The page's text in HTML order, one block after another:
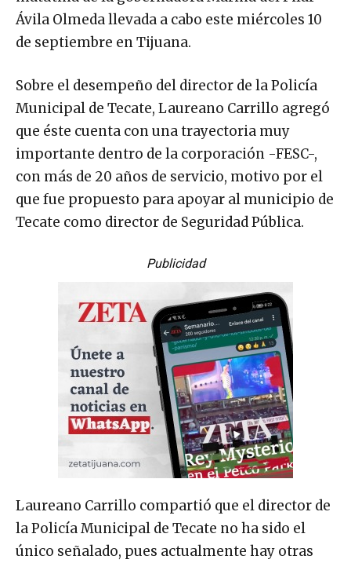
Ávila Olmeda llevada a cabo este miércoles 10
de septiembre en Tijuana.
Sobre el desempeño del director de la Policía
Municipal de Tecate, Laureano Carrillo agregó
que éste cuenta con una trayectoria muy
importante dentro de la corporación -FESC-,
con más de 20 años de servicio, motivo por el
que fue propuesto para apoyar al municipio de
Tecate como director de Seguridad Pública.
Publicidad
Laureano Carrillo compartió que el director de
la Policía Municipal de Tecate no ha sido el
único señalado, pues actualmente hay otras